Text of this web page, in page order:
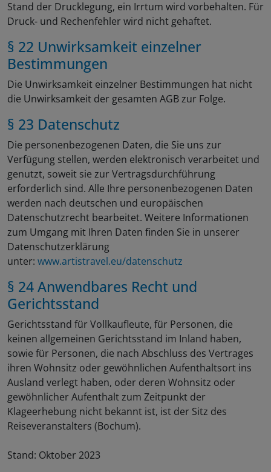
Stand der Drucklegung, ein Irrtum wird vorbehalten. Für
Druck- und Rechenfehler wird nicht gehaftet.
§ 22 Unwirksamkeit einzelner
Bestimmungen
Die Unwirksamkeit einzelner Bestimmungen hat nicht
die Unwirksamkeit der gesamten AGB zur Folge.
§ 23 Datenschutz
Die personenbezogenen Daten, die Sie uns zur
Verfügung stellen, werden elektronisch verarbeitet und
genutzt, soweit sie zur Vertragsdurchführung
erforderlich sind. Alle Ihre personenbezogenen Daten
werden nach deutschen und europäischen
Datenschutzrecht bearbeitet. Weitere Informationen
zum Umgang mit Ihren Daten finden Sie in unserer
Datenschutzerklärung
unter: www.artistravel.eu/datenschutz
§ 24 Anwendbares Recht und
Gerichtsstand
Gerichtsstand für Vollkaufleute, für Personen, die
keinen allgemeinen Gerichtsstand im Inland haben,
sowie für Personen, die nach Abschluss des Vertrages
ihren Wohnsitz oder gewöhnlichen Aufenthaltsort ins
Ausland verlegt haben, oder deren Wohnsitz oder
gewöhnlicher Aufenthalt zum Zeitpunkt der
Klageerhebung nicht bekannt ist, ist der Sitz des
Reiseveranstalters (Bochum).
Stand: Oktober 2023